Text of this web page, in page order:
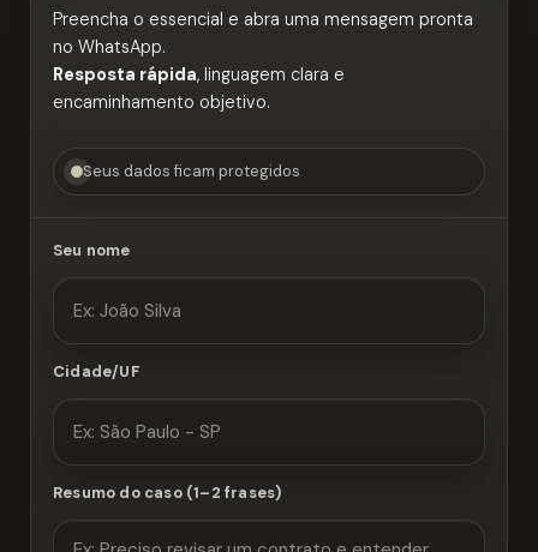
Preencha o essencial e abra uma mensagem pronta
no WhatsApp.
Resposta rápida, linguagem clara e
encaminhamento objetivo.
Seus dados ficam protegidos
Seu nome
Cidade/UF
Resumo do caso (1–2 frases)